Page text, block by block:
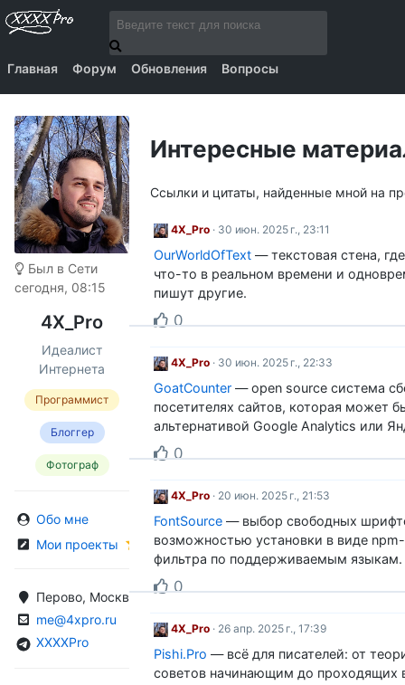
Главная Форум Обновления Вопросы
Был в Сети
сегодня, 08:15
4X_Pro
Идеалист
Интернета
Программист
Блоггер
Фотограф
Обо мне
Мои проекты
Перово, Москва, Россия
me@4xpro.ru
XXXXPro
Интересные
Ссылки и цитаты, найденные мной на
4X_Pro · 30 июн. 2025 г., 23:11
OurWorldOfText — текстовая стена,
что-то в реальном времени и
пишут другие.
0
4X_Pro · 30 июн. 2025 г., 22:33
GoatCounter — open source система
посетителях сайтов, которая может
альтернативой Google Analytics или
0
4X_Pro · 20 июн. 2025 г., 21:53
FontSource — выбор свободных
возможностью установки в виде
фильтра по поддерживаемым языкам.
0
4X_Pro · 26 апр. 2025 г., 17:39
Pishi.Pro — всё для писателей: от
советов начинающим до проходящих